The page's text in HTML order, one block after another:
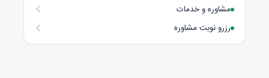
مشاوره و خدمات
رزرو نوبت مشاوره